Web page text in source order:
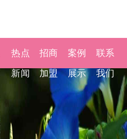
热点
新闻
招商
加盟
案例
展示
联系
我们